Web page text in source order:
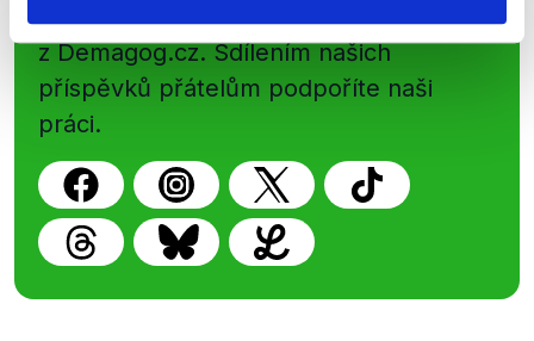
Nenechte si ujít nejnovější události
z Demagog.cz. Sdílením našich
příspěvků přátelům podpoříte naši
práci.